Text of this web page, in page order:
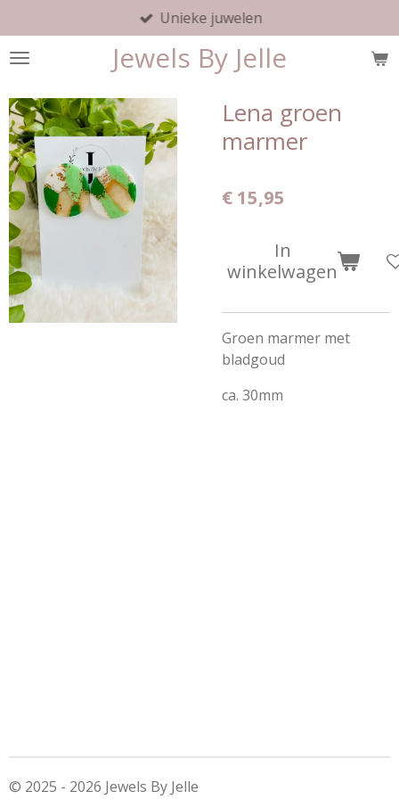
direct
naar
hoofdinhoud
Jewels By Jelle
Unieke juwelen
Lena groen
marmer
€ 15,95
In
winkelwagen
Groen marmer met
bladgoud
ca. 30mm
© 2025 - 2026 Jewels By Jelle